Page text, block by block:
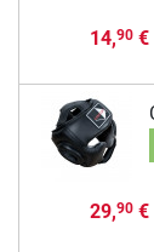
14,90€
29,90€